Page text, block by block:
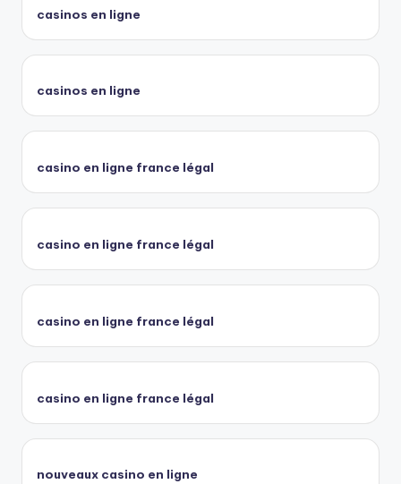
casinos en ligne
casinos en ligne
casino en ligne france légal
casino en ligne france légal
casino en ligne france légal
casino en ligne france légal
nouveaux casino en ligne